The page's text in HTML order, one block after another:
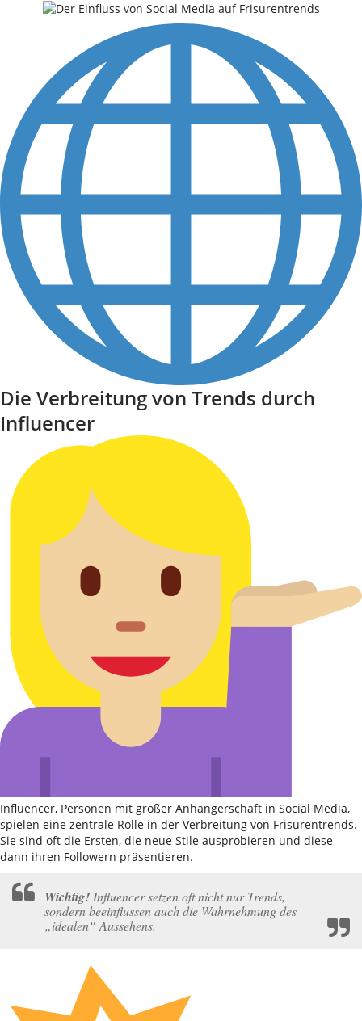
Die Verbreitung von Trends durch
Influencer
Influencer, Personen mit großer Anhängerschaft in Social Media,
spielen eine zentrale Rolle in der Verbreitung von Frisurentrends.
Sie sind oft die Ersten, die neue Stile ausprobieren und diese
dann ihren Followern präsentieren.
Wichtig! Influencer setzen oft nicht nur Trends,
sondern beeinflussen auch die Wahrnehmung des
„idealen“ Aussehens.